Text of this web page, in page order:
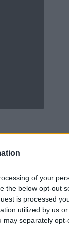
of your
the below opt-out
is processed
utilized by us
may separately